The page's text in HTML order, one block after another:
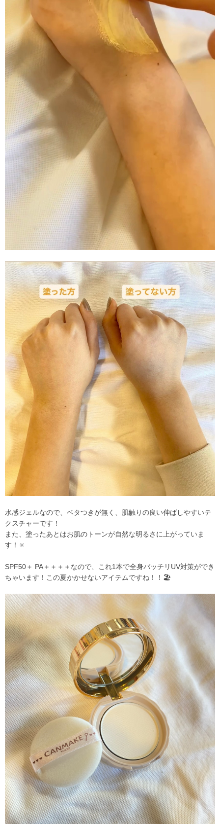
水感ジェルなので、ベタつきが無く、肌触りの良い伸ばしやすいテ
クスチャーです！
また、塗ったあとはお肌のトーンが自然な明るさに上がっていま
す！🔅
SPF50＋ PA＋＋＋＋なので、これ1本で全身バッチリUV対策ができ
ちゃいます！この夏かかせないアイテムですね！！🏖